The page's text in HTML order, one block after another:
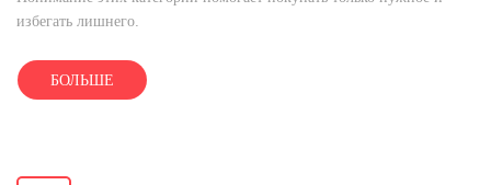
избегать лишнего.
БОЛЬШЕ